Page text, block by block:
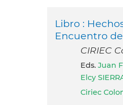
Libro :
Encuentro
CIRIEC
Eds. Juan
Elcy
Ciriec